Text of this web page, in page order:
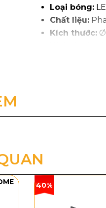
Loại bóng:
Chất liệu:
Kích thước:
40%